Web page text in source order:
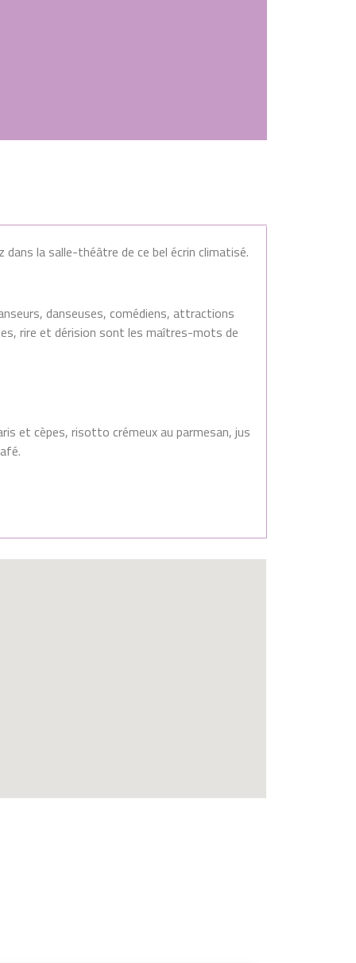
dans la salle-théâtre de ce bel écrin climatisé.
danseuses, comédiens, attractions
rire et dérision sont les maîtres-mots de
et cèpes, risotto crémeux au parmesan, jus